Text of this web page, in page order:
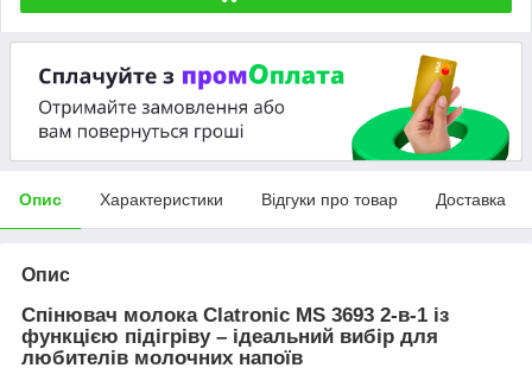
Опис Характеристики Відгуки про товар Доставка
Опис
Спінювач молока Clatronic MS 3693 2-в-1 із
функцією підігріву – ідеальний вибір для
любителів молочних напоїв